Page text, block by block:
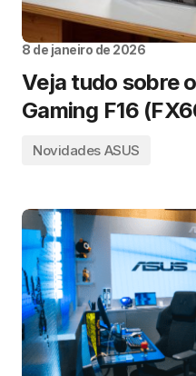
8 de janeiro de 2026
Veja tudo sobre
Gaming F16
Novidades ASUS